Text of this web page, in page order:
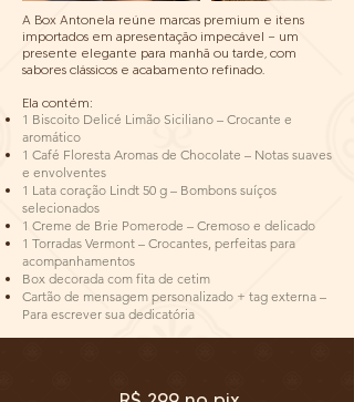
A Box Antonela reúne marcas premium e itens
importados em apresentação impecável — um
presente elegante para manhã ou tarde, com
sabores clássicos e acabamento refinado.
Ela contém:
1 Biscoito Delicé Limão Siciliano – Crocante e
aromático
1 Café Floresta Aromas de Chocolate – Notas suaves
e envolventes
1 Lata coração Lindt 50 g – Bombons suíços
selecionados
1 Creme de Brie Pomerode – Cremoso e delicado
1 Torradas Vermont – Crocantes, perfeitas para
acompanhamentos
Box decorada com fita de cetim
Cartão de mensagem personalizado + tag externa –
Para escrever sua dedicatória